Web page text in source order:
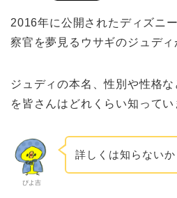
2016年に公開されたディズニ
察官を夢見るウサギのジュディ
ジュディの本名、性別や性格
を皆さんはどれくらい知ってい
ぴよ吉
詳しくは知らない